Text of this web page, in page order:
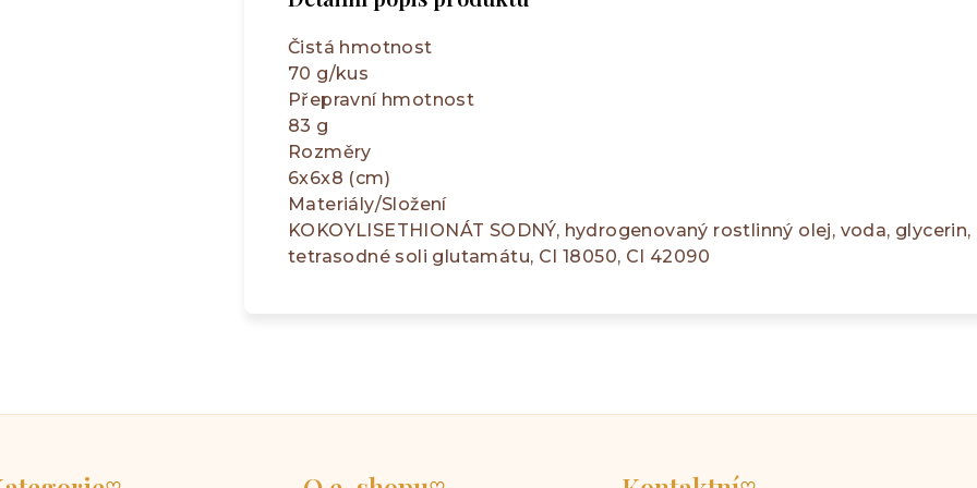
Čistá hmotnost
70 g/kus
Přepravní hmotnost
83 g
Rozměry
6x6x8 (cm)
Materiály/Složení
KOKOYLISETHIONÁT SODNÝ, hydrogenovaný rostlinný olej, voda,
tetrasodné soli glutamátu, CI 18050, CI 42090